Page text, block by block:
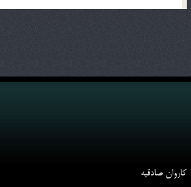
کاروان صادقیه